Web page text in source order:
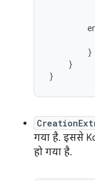
}
}
}
गया है. इससे
हो गया है.